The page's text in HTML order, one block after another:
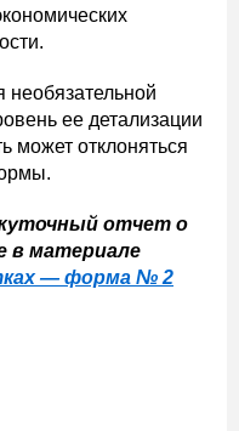
необязательной
ее детализации
может отклоняться
отчет о
в материале
— форма № 2